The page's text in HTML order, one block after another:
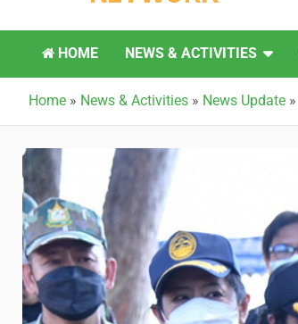
Green Network
HOME NEWS & ACTIVITIES
Home » News & Activities » News Update »